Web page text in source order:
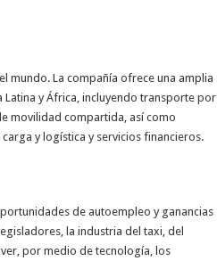
mundo. La compañía ofrece una amplia
Latina y África, incluyendo transporte por
movilidad compartida, así como
y logística y servicios financieros.
de autoempleo y ganancias
la industria del taxi, del
por medio de tecnología, los